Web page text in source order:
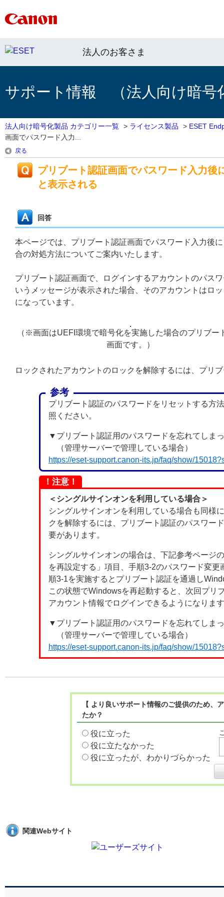
法人のお客さま
サポート情報 （法人向け暗号
法人向け暗号化製品 カテゴリー一覧 > ライセンス製品 > ESET
画面でパスワード入力...
戻る
プリブート認証画面でパスワード入力
と表示される
回答
本ページでは、プリブート認証画面でパスワード入力後
合の対処方法についてご案内いたします。
プリブート認証画面で、ログインするアカウントのパス
いうメッセージが表示された場合、そのアカウントはロ
になっています。
（※画面はUEFI環境で暗号化を実施した場合のプリブー
画面です。）
ロックされたアカウントのロックを解除するには、プリ
参考
プリブート認証のパスワードをリセットする方
照ください。
▼プリブート認証用のパスワードを忘れてしま
（管理サーバーで管理している場合）
https://eset-support.canon-its.jp/faq/show/
！注意！
＜シングルサインオンを利用している場合＞
シングルサインオンを利用している場合も同様
クを解除するには、プリブート認証のパスワー
要があります。
シングルサインオンの場合は、下記参考ページ
を再設定する」項目、手順3-2のパスワード変
順3-1を実施するとプリブート認証を通過し
この状態でWindowsを再起動すると、次回プリ
アカウント情報でログインできるようになりま
▼プリブート認証用のパスワードを忘れてしま
（管理サーバーで管理している場合）
https://eset-support.canon-its.jp/faq/show/
【 より良いサポート情報のご提供のため
たか？
役に立った
役に立たなかった
役に立ったが、わかりづらかった
関連Webサイト